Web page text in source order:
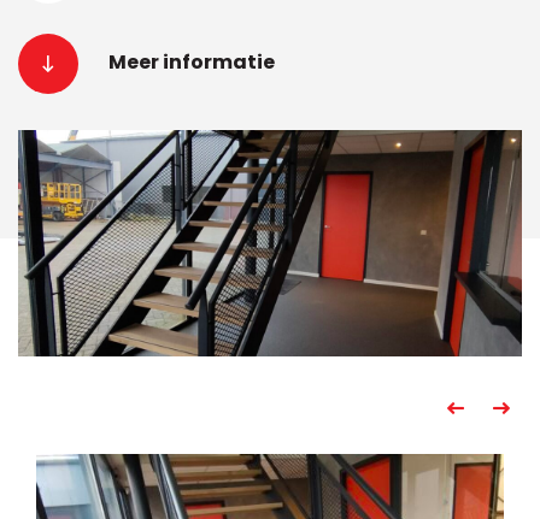
Meer informatie